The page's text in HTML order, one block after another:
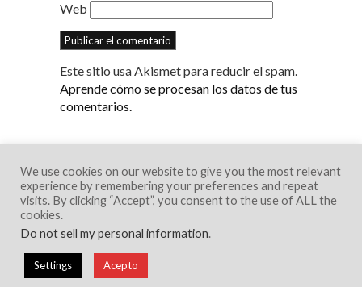
Web
Este sitio usa Akismet para reducir el spam.
Aprende cómo se procesan los datos de tus
comentarios.
© 2018 Creative Portfolio Theme. Developed
We use cookies on our website to give you the most relevant
experience by remembering your preferences and repeat
visits. By clicking “Accept”, you consent to the use of ALL the
cookies.
Do not sell my personal information.
Settings Acepto